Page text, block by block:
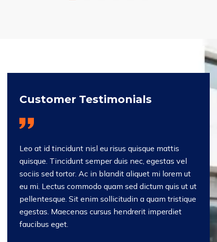
Customer Testimonials
Leo at id tincidunt nisl eu risus quisque mattis
quisque. Tincidunt semper duis nec, egestas vel
sociis sed tortor. Ac in blandit aliquet mi lorem ut
eu mi. Lectus commodo quam sed dictum quis ut ut
pellentesque. Sit enim sollicitudin a quam tristique
egestas. Maecenas cursus hendrerit imperdiet
faucibus eget.